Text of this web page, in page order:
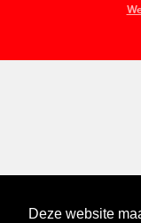
Deze website